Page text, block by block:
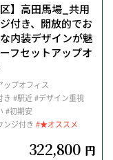
区】高田馬場_共用
付き、開放的でお
内装デザインが魅
フセットアップオ
ップオフィス
き #駅近 #デザイン重視
#初期安
ンジ付き #★オススメ
322,800 円